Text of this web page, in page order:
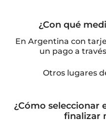
¿Con qué
En Argentina con
un pago a
Otros lugares
¿Cómo seleccionar
finalizar